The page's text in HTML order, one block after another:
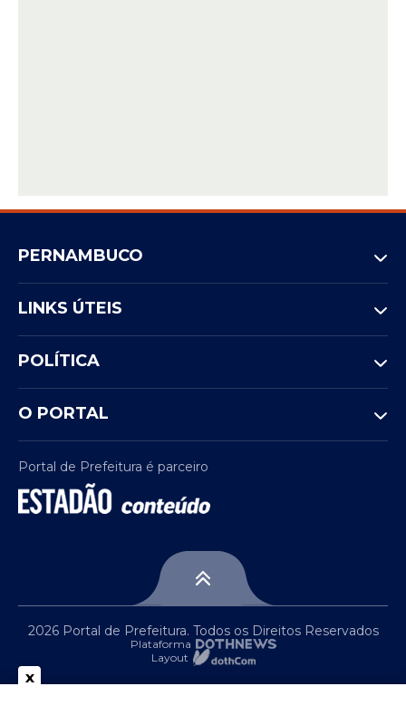
PERNAMBUCO
LINKS ÚTEIS
POLÍTICA
O PORTAL
Portal de Prefeitura é parceiro
2026 Portal de Prefeitura. Todos os Direitos Reservados
Plataforma
Layout
x